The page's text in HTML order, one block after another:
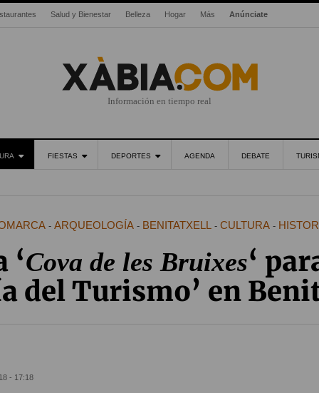
Salud y Bienestar Belleza Hogar Más Anúnciate
Información en tiempo real
FIESTAS DEPORTES AGENDA DEBATE
- ARQUEOLOGÍA - BENITATXELL - CULTURA -
‘Cova de les Bruixes‘
del Turismo’ en
- 17:18